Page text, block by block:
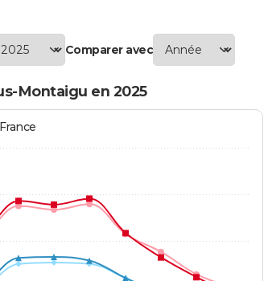
Comparer avec
Montaigu en 2025